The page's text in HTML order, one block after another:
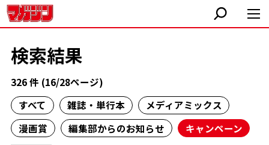
検索結果
326 件 (16/28ページ)
すべて
雑誌・単行本
メディアミックス
漫画賞
編集部からのお知らせ キャンペーン